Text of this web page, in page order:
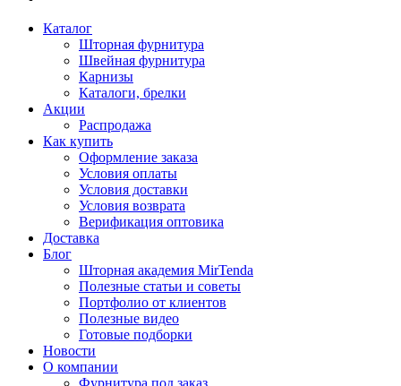
Каталог
Шторная фурнитура
Швейная фурнитура
Карнизы
Каталоги, брелки
Акции
Распродажа
Как купить
Оформление заказа
Условия оплаты
Условия доставки
Условия возврата
Верификация оптовика
Доставка
Блог
Шторная академия MirTenda
Полезные статьи и советы
Портфолио от клиентов
Полезные видео
Готовые подборки
Новости
О компании
Фурнитура под заказ